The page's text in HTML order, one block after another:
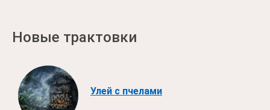
Новые трактовки
Улей с пчелами